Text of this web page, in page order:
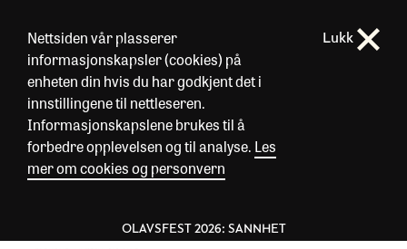
Nettsiden vår plasserer
informasjonskapsler (cookies) på
enheten din hvis du har godkjent det i
innstillingene til nettleseren.
Informasjonskapslene brukes til å
forbedre opplevelsen og til analyse. Les
mer om cookies og personvern
Lukk
OLAVSFEST 2026: SANNHET